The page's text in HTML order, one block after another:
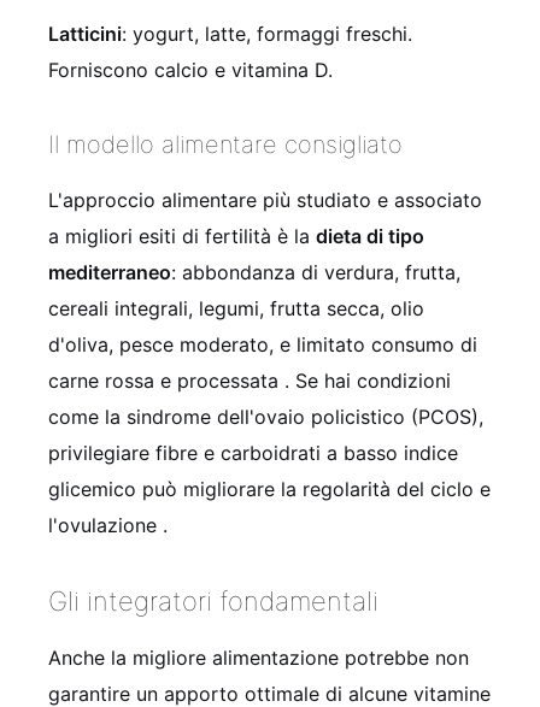
Latticini: yogurt, latte, formaggi freschi.
Forniscono calcio e vitamina D.
Il modello alimentare consigliato
L'approccio alimentare più studiato e associato
a migliori esiti di fertilità è la dieta di tipo
mediterraneo: abbondanza di verdura, frutta,
cereali integrali, legumi, frutta secca, olio
d'oliva, pesce moderato, e limitato consumo di
carne rossa e processata . Se hai condizioni
come la sindrome dell'ovaio policistico (PCOS),
privilegiare fibre e carboidrati a basso indice
glicemico può migliorare la regolarità del ciclo e
l'ovulazione .
Gli integratori fondamentali
Anche la migliore alimentazione potrebbe non
garantire un apporto ottimale di alcune vitamine